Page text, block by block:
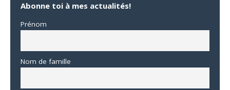
Abonne toi à mes actualités!
Prénom
Nom de famille